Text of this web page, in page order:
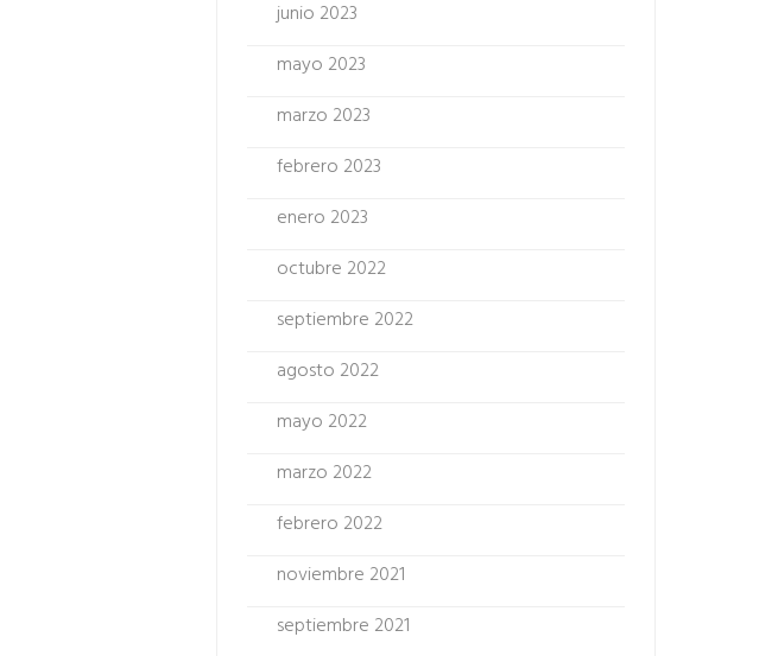
junio 2023
mayo 2023
marzo 2023
febrero 2023
enero 2023
octubre 2022
septiembre 2022
agosto 2022
mayo 2022
marzo 2022
febrero 2022
noviembre 2021
septiembre 2021